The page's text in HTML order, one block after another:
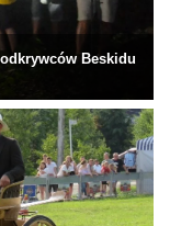
Beskidu